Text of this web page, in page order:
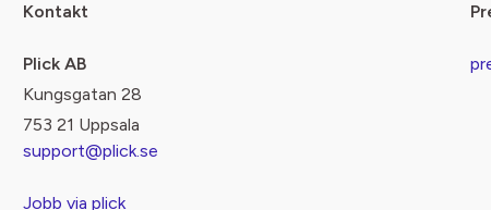
Kontakt
Plick AB
Kungsgatan 28
753 21 Uppsala
support@plick.se
Jobb via plick